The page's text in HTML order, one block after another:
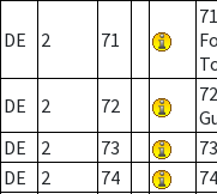
DE 2 71
DE 2 72
DE
2 73
DE
2 74